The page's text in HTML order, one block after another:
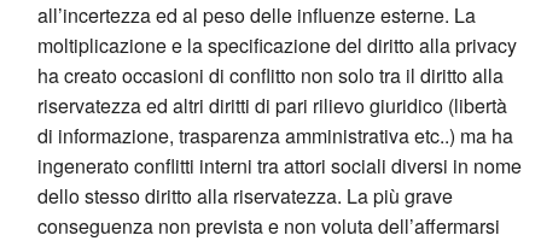
all’incertezza ed al peso delle influenze esterne. La
moltiplicazione e la specificazione del diritto alla privacy
ha creato occasioni di conflitto non solo tra il diritto alla
riservatezza ed altri diritti di pari rilievo giuridico (libertà
di informazione, trasparenza amministrativa etc..) ma ha
ingenerato conflitti interni tra attori sociali diversi in nome
dello stesso diritto alla riservatezza. La più grave
conseguenza non prevista e non voluta dell’affermarsi